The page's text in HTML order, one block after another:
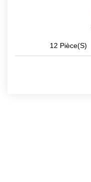
12 Pièce(s)